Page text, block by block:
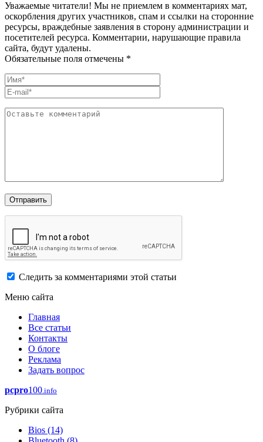
Уважаемые читатели! Мы не приемлем в комментариях мат,
оскорбления других участников, спам и ссылки на сторонние
ресурсы, враждебные заявления в сторону администрации и
посетителей ресурса. Комментарии, нарушающие правила
сайта, будут удалены.
Обязательные поля отмечены *
Следить за комментариями этой статьи
Меню сайта
Главная
Все статьи
Контакты
О блоге
Реклама
Задать вопрос
pcpro100.info
Рубрики сайта
Bios (14)